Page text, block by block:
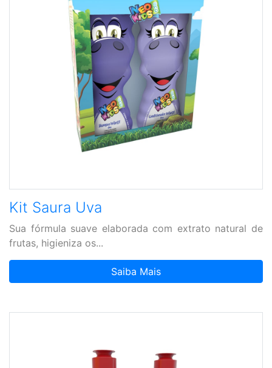
Kit Saura Uva
Sua fórmula suave elaborada com extrato natural de
frutas, higieniza os...
Saiba Mais